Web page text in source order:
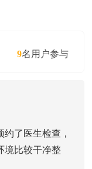
注意适量，避免
9名用户参与
了医生检查，
境比较干净整